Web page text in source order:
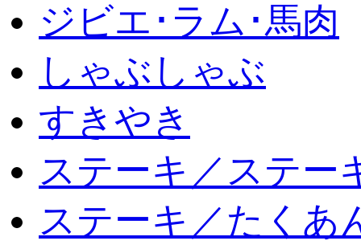
ジビエ･ラム･馬肉
しゃぶしゃぶ
すきやき
ステーキ／ステー
ステーキ／たくあ